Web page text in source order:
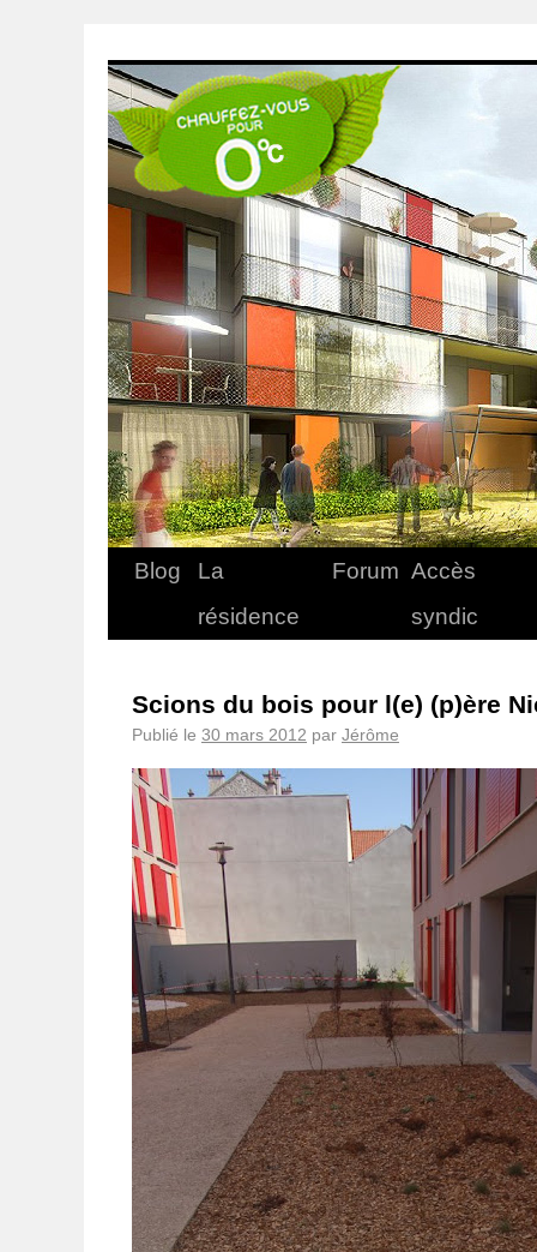
Blog
La
résidence
Forum Accès
syndic
Scions du bois pour l(e) (p)ère
Publié le 30 mars 2012 par Jérôme